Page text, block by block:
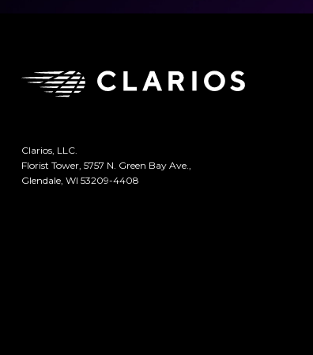
Clarios, LLC.
Florist Tower, 5757 N. Green Bay Ave.,
Glendale, WI 53209-4408